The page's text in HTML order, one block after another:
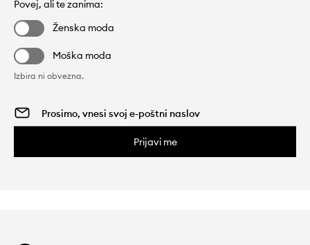
Povej, ali te zanima:
Ženska moda
Moška moda
Izbira ni obvezna.
Prijavi me